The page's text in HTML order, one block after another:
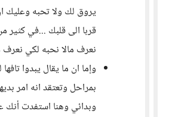
يروق لك ولا تحبه وعليك
قربا الى قلبك ...في كثير
نعرف مالا نحبه لكي نعرف
وإما ان ما يقال يبدوا
بمراحل وتعتقد انه امر
وبدائي وهنا استفدت